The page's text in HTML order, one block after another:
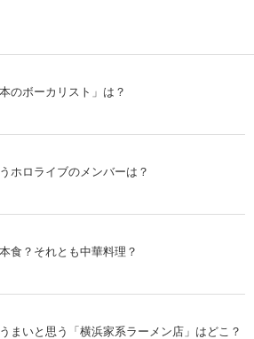
のボーカリスト」は？
ホロライブのメンバーは？
食？それとも中華料理？
まいと思う「横浜家系ラーメン店」はどこ？